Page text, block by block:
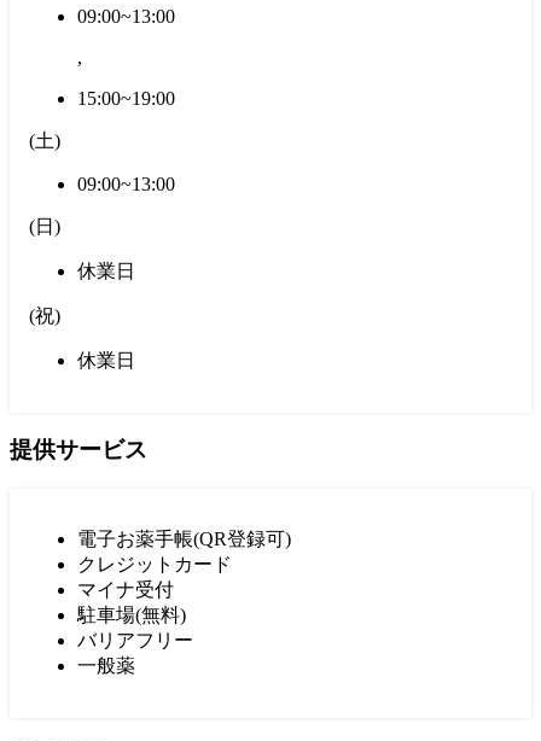
09:00~13:00
,
15:00~19:00
(土)
09:00~13:00
(日 )
休業日
(祝)
休業日
提供サービス
電子お薬手帳(QR登録可)
クレジットカード
マイナ受付
駐車場(無料)
バリアフリー
一般薬